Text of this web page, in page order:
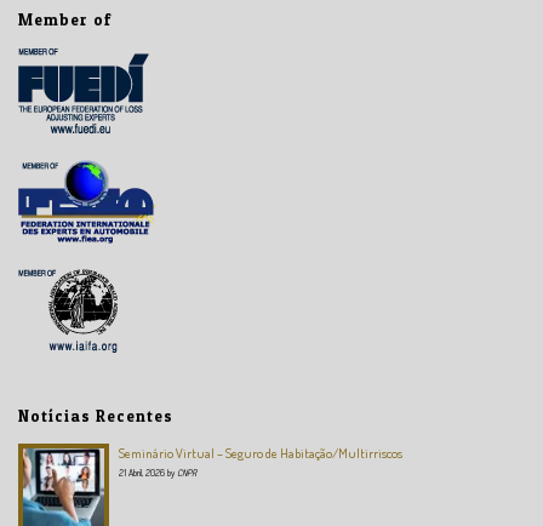
Member of
Notícias Recentes
Seminário Virtual – Seguro de Habitação/Multirriscos
21 Abril, 2026 by CNPR